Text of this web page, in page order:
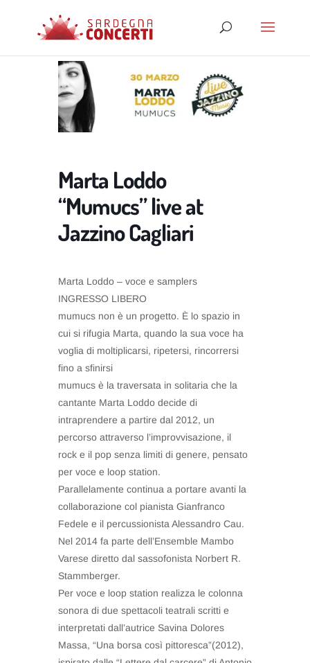
Marta Loddo
“Mumucs” live at
Jazzino Cagliari
Marta Loddo – voce e samplers
INGRESSO LIBERO
mumucs non è un progetto. È lo spazio in
cui si rifugia Marta, quando la sua voce ha
voglia di moltiplicarsi, ripetersi, rincorrersi
fino a sfinirsi
mumucs è la traversata in solitaria che la
cantante Marta Loddo decide di
intraprendere a partire dal 2012, un
percorso attraverso l’improvvisazione, il
rock e il pop senza limiti di genere, pensato
per voce e loop station.
Parallelamente continua a portare avanti la
collaborazione col pianista Gianfranco
Fedele e il percussionista Alessandro Cau.
Nel 2014 fa parte dell’Ensemble Mambo
Varese diretto dal sassofonista Norbert R.
Stammberger.
Per voce e loop station realizza le colonna
sonora di due spettacoli teatrali scritti e
interpretati dall’autrice Savina Dolores
Massa, “Una borsa così pittoresca”(2012),